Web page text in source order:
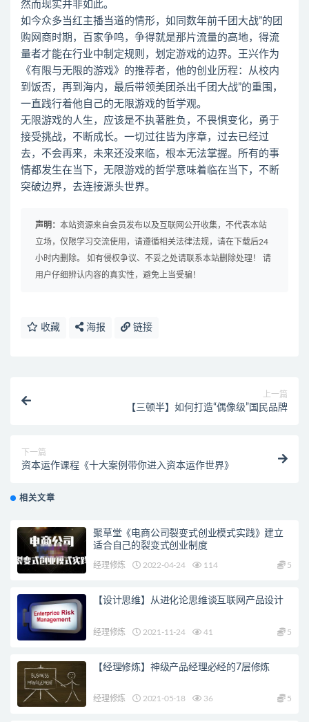
然而现实并非如此。
如今众多当红主播当道的情形，如同数年前千团大战”的团
购网商时期，百家争鸣，争得就是那片流量的高地，得流
量者才能在行业中制定规则，划定游戏的边界。王兴作为
《有限与无限的游戏》的推荐者，他的创业历程：从校内
到饭否，再到海内，最后带领美团杀出千团大战”的重围，
一直践行着他自己的无限游戏的哲学观。
无限游戏的人生，应该是不执著胜负，不畏惧变化，勇于
接受挑战，不断成长。一切过往皆为序章，过去已经过
去，不会再来，未来还没来临，根本无法掌握。所有的事
情都发生在当下，无限游戏的哲学意味着临在当下，不断
突破边界，去连接源头世界。
声明： 本站资源来自会员发布以及互联网公开收集，不代表本站
立场，仅限学习交流使用，请遵循相关法律法规，请在下载后24
小时内删除。 如有侵权争议、不妥之处请联系本站删除处理！ 请
用户仔细辨认内容的真实性，避免上当受骗！
收藏 海报 链接
上一篇
【三顿半】如何打造“偶像级”国民品牌
下一篇
资本运作课程《十大案例带你进入资本运作世界》
相关文章
聚草堂《电商公司裂变式创业模式实践》建立
适合自己的裂变式创业制度
经理修炼 2022-04-24 114 5
【设计思维】从进化论思维谈互联网产品设计
经理修炼 2021-11-24 41 5
【经理修炼】神级产品经理必经的7层修炼
经理修炼 2021-05-18 36 5